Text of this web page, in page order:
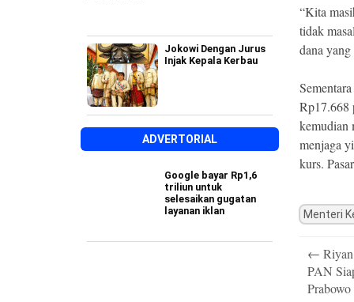
Jokowi Dengan Jurus
Injak Kepala Kerbau
ADVERTORIAL
Google bayar Rp1,6
triliun untuk
selesaikan gugatan
layanan iklan
“Kita
tidak
dana
Rp17.668
kemudian
menjaga
kurs.
Menteri
navigation
←
PAN